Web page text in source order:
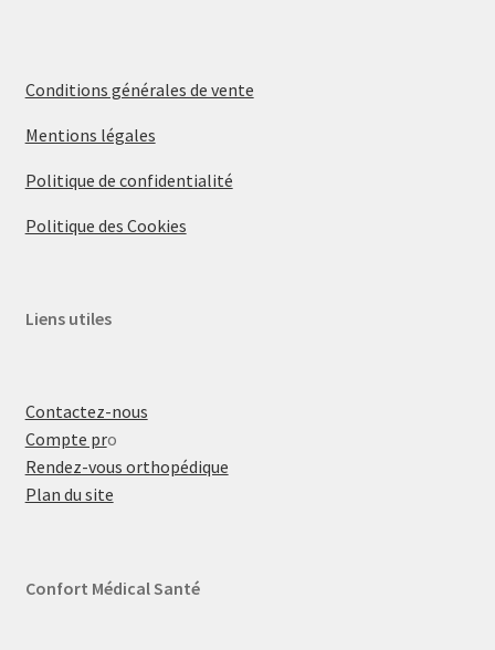
Conditions générales de vente
Mentions légales
Politique de confidentialité
Politique des Cookies
Liens utiles
Contactez-nous
Compte pro
Rendez-vous orthopédique
Plan du site
Confort Médical Santé